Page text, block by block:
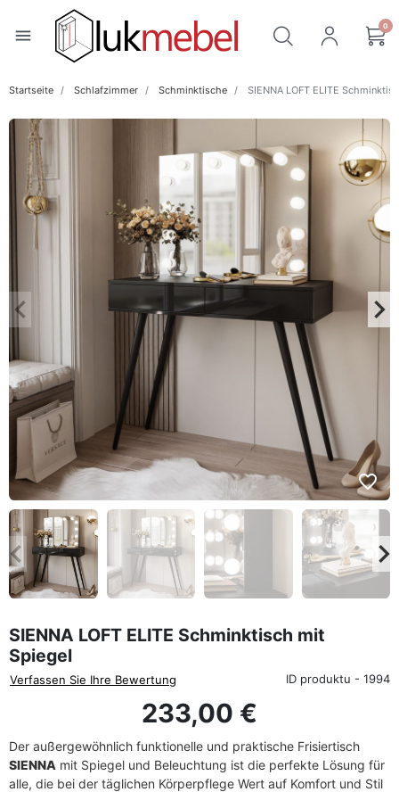
menu 0
Startseite Schlafzimmer Schminktische SIENNA LOFT ELITE
Zurück
keyboard_arrow_left keyboard_arrow_right
favorite_border
Zurück
SIENNA LOFT ELITE Schminktisch mit
Spiegel
Verfassen Sie Ihre Bewertung ID produktu - 1994
233,00 €
Der außergewöhnlich funktionelle und praktische Frisiertisch
SIENNA mit Spiegel und Beleuchtung ist die perfekte Lösung für
alle, die bei der täglichen Körperpflege Wert auf Komfort und Stil